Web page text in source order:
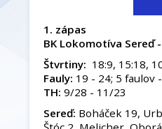
1. zápas
BK Lokomotíva Sereď
Štvrtiny: 18:9, 15:18,
Fauly: 19 - 24; 5 faulov
TH: 9/28 - 11/23
Sereď: Boháček 19,